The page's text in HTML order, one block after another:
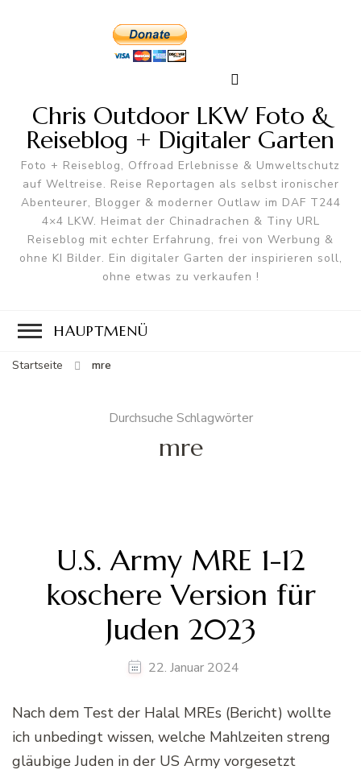
Chris Outdoor LKW Foto &
Reiseblog + Digitaler Garten
Foto + Reiseblog, Offroad Erlebnisse & Umweltschutz
auf Weltreise. Reise Reportagen als selbst ironischer
Abenteurer, Blogger & moderner Outlaw im DAF T244
4×4 LKW. Heimat der Chinadrachen & Tiny URL
Reiseblog mit echter Erfahrung, frei von Werbung &
ohne KI Bilder. Ein digitaler Garten der inspirieren soll,
ohne etwas zu verkaufen !
HAUPTMENÜ
Startseite mre
Durchsuche Schlagwörter
mre
U.S. Army MRE 1-12
koschere Version für
Juden 2023
22. Januar 2024
Nach dem Test der Halal MREs (Bericht) wollte
ich unbedingt wissen, welche Mahlzeiten streng
gläubige Juden in der US Army vorgesetzt